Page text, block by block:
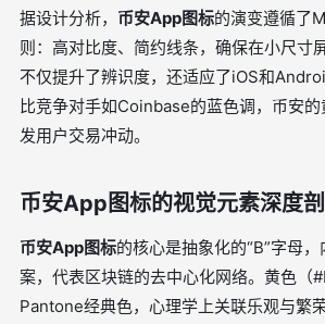
据设计分析， 币安App图标的演变遵循了
则：高对比度、简约线条，确保在小尺寸
不仅提升了辨识度，还适应了iOS和
比竞争对手如Coinbase的蓝色调，币安
发用户交易冲动。
币安App图标的视觉元素深度
币安App图标的核心是抽象化的“B”字母
案，代表区块链的去中心化网络。黄色（
Pantone经典色，心理学上关联乐观与繁